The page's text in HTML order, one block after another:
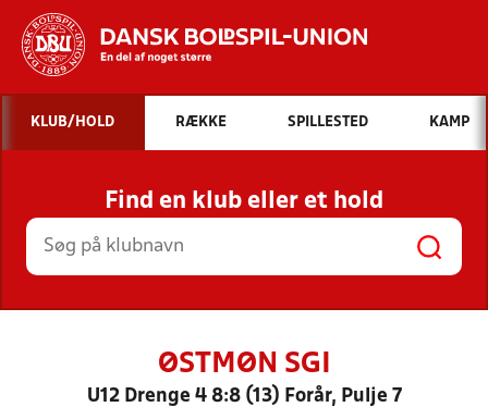
Hvad vil du søge efter?
INDHOLD OG NYHEDER
STILLINGER, RESULTATER, KLUBBER OG
HOLD
KLUB/HOLD RÆKKE SPILLESTED KAMP
Find en klub eller et hold
ØSTMØN SGI
U12 Drenge 4 8:8 (13) Forår, Pulje 7